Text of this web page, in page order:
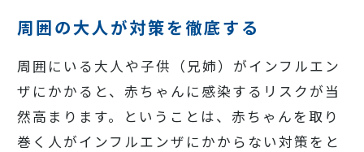
周囲の大人が対策を徹底する
周囲にいる大人や子供（兄姉）がインフルエン
ザにかかると、赤ちゃんに感染するリスクが当
然高まります。ということは、赤ちゃんを取り
巻く人がインフルエンザにかからない対策をと